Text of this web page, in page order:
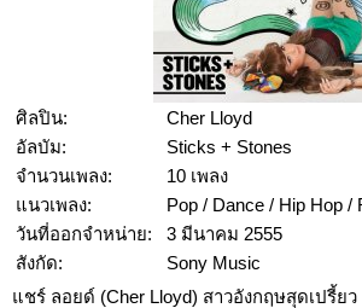
ศิลปิน:
Cher Lloyd
อัลบัม:
Sticks + Stones
จำนวนเพลง:
10 เพลง
แนวเพลง:
Pop / Dance / Hip Hop /
วันที่ออกจำหน่าย:
3 มีนาคม 2555
สังกัด:
Sony Music
แชร์ ลอยด์ (Cher Lloyd) สาวอังกฤษสุดเปรี้ย